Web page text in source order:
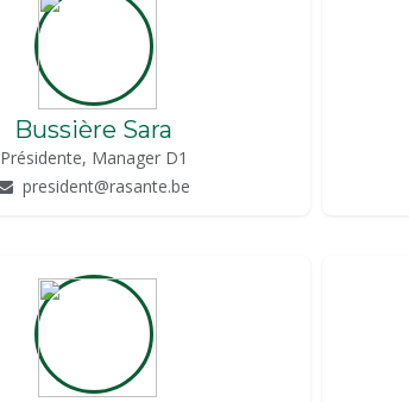
Bussière Sara
Présidente, Manager D1
president@rasante.be